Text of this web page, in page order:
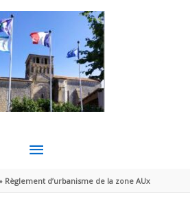
MENU
PRINCIPAL
Règlement d’urbanisme de la zone AUx